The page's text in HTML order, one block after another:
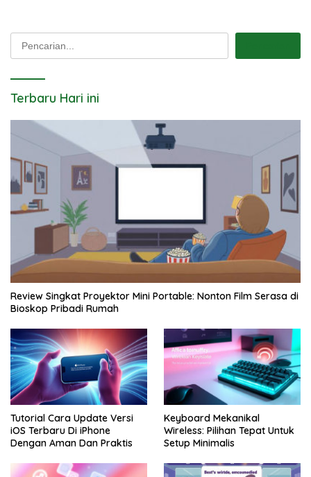
Pencarian
Terbaru Hari ini
Review Singkat Proyektor Mini Portable: Nonton Film Serasa di
Bioskop Pribadi Rumah
Tutorial Cara Update Versi
iOS Terbaru Di iPhone
Dengan Aman Dan Praktis
Keyboard Mekanikal
Wireless: Pilihan Tepat Untuk
Setup Minimalis